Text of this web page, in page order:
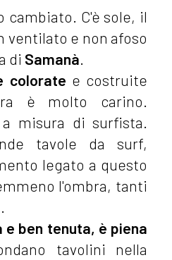
cambiato. C'è sole, il
ventilato e non afoso
di Samanà
colorate e costruite
è molto carino.
misura di surfista.
tavole da surf,
legato a questo
l'ombra, tanti
ben tenuta, è piena
tavolini nella